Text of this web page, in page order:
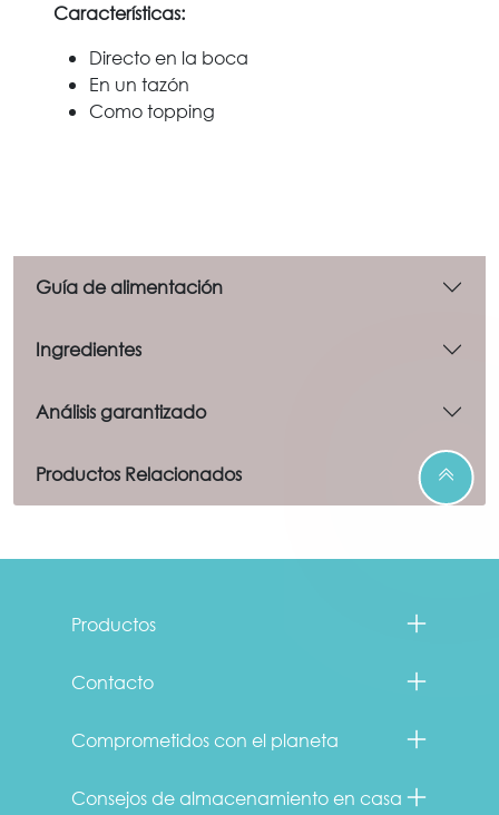
Características:
Directo en la boca
En un tazón
Como topping
Guía de alimentación
Ingredientes
Análisis garantizado
Productos Relacionados
Productos
Contacto
Comprometidos con el planeta
Consejos de almacenamiento en casa